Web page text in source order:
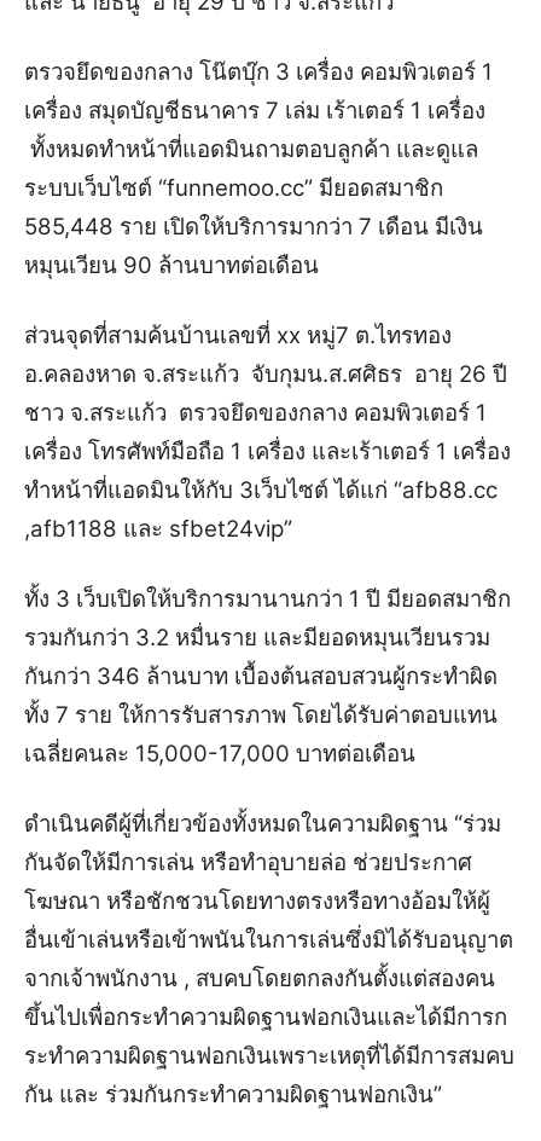
ตรวจยึดของกลาง โน๊ตบุ๊ก 3 เครื่อง คอมพิวเตอร์ 1
เครื่อง สมุดบัญชีธนาคาร 7 เล่ม เร้าเตอร์ 1 เครื่อง
ทั้งหมดทำหน้าที่แอดมินถามตอบลูกค้า และดูแล
ระบบเว็บไซต์ “funnemoo.cc” มียอดสมาชิก
585,448 ราย เปิดให้บริการมากว่า 7 เดือน มีเงิน
หมุนเวียน 90 ล้านบาทต่อเดือน
ส่วนจุดที่สามค้นบ้านเลขที่ xx หมู่7 ต.ไทรทอง
อ.คลองหาด จ.สระแก้ว จับกุมน.ส.ศศิธร อายุ 26 ปี
ชาว จ.สระแก้ว ตรวจยึดของกลาง คอมพิวเตอร์ 1
เครื่อง โทรศัพท์มือถือ 1 เครื่อง และเร้าเตอร์ 1 เครื่อง
ทำหน้าที่แอดมินให้กับ 3เว็บไซต์ ได้แก่ “afb88.cc
,afb1188 และ sfbet24vip”
ทั้ง 3 เว็บเปิดให้บริการมานานกว่า 1 ปี มียอดสมาชิก
รวมกันกว่า 3.2 หมื่นราย และมียอดหมุนเวียนรวม
กันกว่า 346 ล้านบาท เบื้องต้นสอบสวนผู้กระทำผิด
ทั้ง 7 ราย ให้การรับสารภาพ โดยได้รับค่าตอบแทน
เฉลี่ยคนละ 15,000-17,000 บาทต่อเดือน
ดำเนินคดีผู้ที่เกี่ยวข้องทั้งหมดในความผิดฐาน “ร่วม
กันจัดให้มีการเล่น หรือทำอุบายล่อ ช่วยประกาศ
โฆษณา หรือชักชวนโดยทางตรงหรือทางอ้อมให้ผู้
อื่นเข้าเล่นหรือเข้าพนันในการเล่นซึ่งมิได้รับอนุญาต
จากเจ้าพนักงาน , สบคบโดยตกลงกันตั้งแต่สองคน
ขึ้นไปเพื่อกระทำความผิดฐานฟอกเงินและได้มีการก
ระทำความผิดฐานฟอกเงินเพราะเหตุที่ได้มีการสมคบ
กัน และ ร่วมกันกระทำความผิดฐานฟอกเงิน”